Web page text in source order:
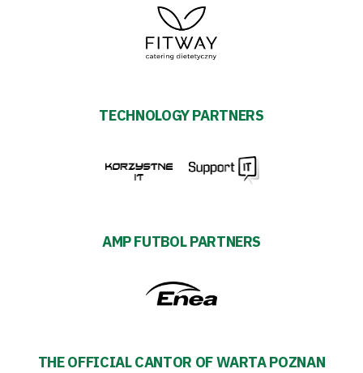
TECHNOLOGY PARTNERS
AMP FUTBOL PARTNERS
THE OFFICIAL CANTOR OF WARTA POZNAN